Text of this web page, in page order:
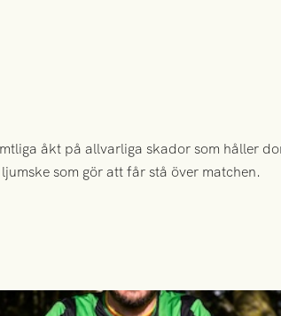
åkt på allvarliga skador som håller
som gör att får stå över matchen.